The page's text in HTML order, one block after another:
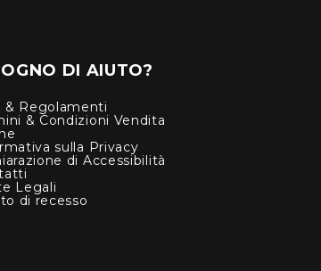
DI AIUTO?
& Regolamenti
& Condizioni Vendita
sulla Privacy
di Accessibilità
Legali
di recesso